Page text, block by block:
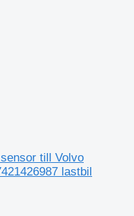
till Volvo
lastbil